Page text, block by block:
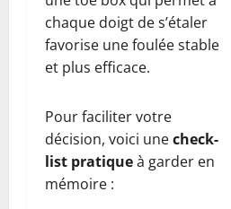
chaque doigt de s’étaler
favorise une foulée stable
et plus efficace.
Pour faciliter votre
décision, voici unecheck-
list pratiqueà garder en
mémoire :